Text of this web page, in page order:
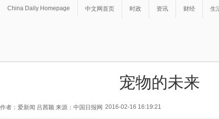
China Daily Homepage 中文网首页 时政 资讯 财经 生
宠物的未来
作者：爱新闻 吕茜颖 来源：中国日报网 2016-02-16 16:19:21